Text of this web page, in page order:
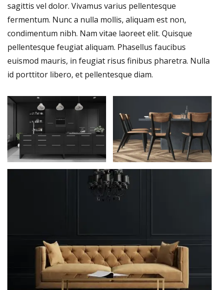
sagittis vel dolor. Vivamus varius pellentesque
fermentum. Nunc a nulla mollis, aliquam est non,
condimentum nibh. Nam vitae laoreet elit. Quisque
pellentesque feugiat aliquam. Phasellus faucibus
euismod mauris, in feugiat risus finibus pharetra. Nulla
id porttitor libero, et pellentesque diam.